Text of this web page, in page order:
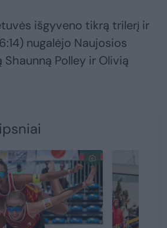
išgyveno tikrą trilerį ir
nugalėjo Naujosios
Polley ir Olivią